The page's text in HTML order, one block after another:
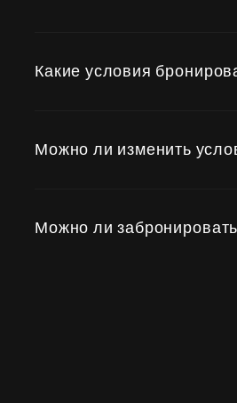
Какие условия
Можно ли изменить
Можно ли